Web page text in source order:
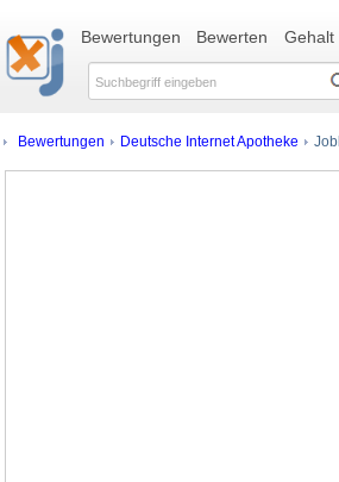
Bewertungen Bewerten Gehalt
Bewertungen Deutsche Internet Apotheke